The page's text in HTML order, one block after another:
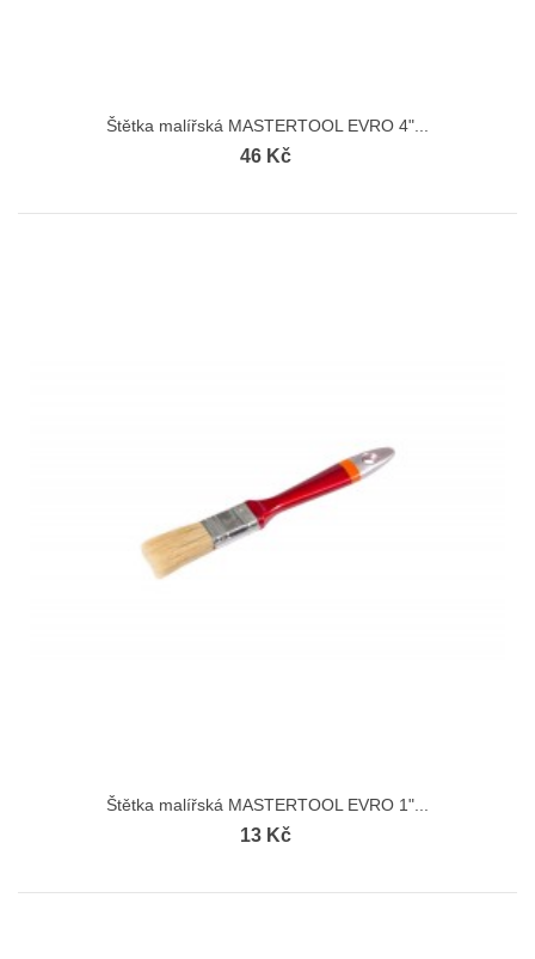
Štětka malířská MASTERTOOL EVRO 4"...
46 Kč
Štětka malířská MASTERTOOL EVRO 1"...
13 Kč